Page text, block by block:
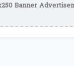
Banner